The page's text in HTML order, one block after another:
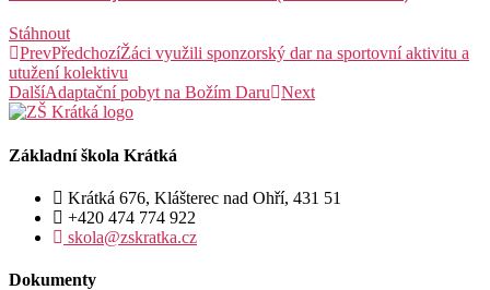
Stáhnout
PrevPředchozíŽáci využili sponzorský dar na sportovní aktivitu a
utužení kolektivu
DalšíAdaptační pobyt na Božím Daru Next
Základní škola Krátká
Krátká 676, Klášterec nad Ohří, 431 51
+420 474 774 922
skola@zskratka.cz
Dokumenty